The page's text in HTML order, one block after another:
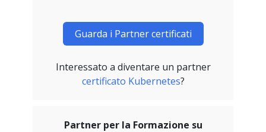
Guarda i Partner certificati
Interessato a diventare un partner
certificato Kubernetes?
Partner per la Formazione su